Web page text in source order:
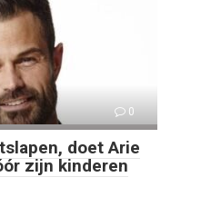
0
doet Arie
zijn kinderen